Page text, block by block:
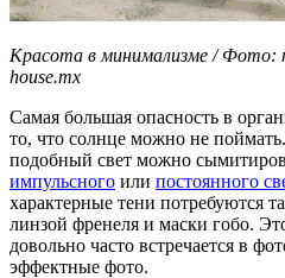
Красота в минимализме / Фото:
house.mx
Самая большая опасность в
то, что солнце можно не
подобный свет можно
импульсного или постоянного
характерные тени потребуются
линзой френеля и маски гобо.
довольно часто встречается в
эффектные фото.